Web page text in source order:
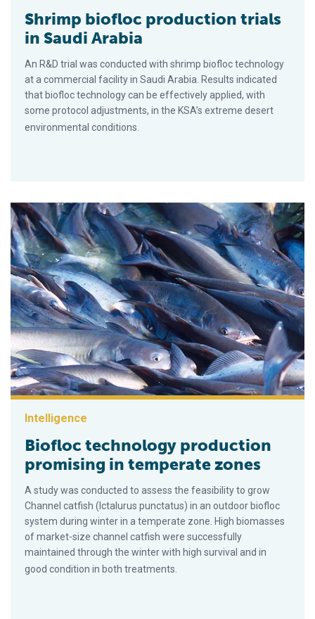
Shrimp biofloc production trials
in Saudi Arabia
An R&D trial was conducted with shrimp biofloc technology
at a commercial facility in Saudi Arabia. Results indicated
that biofloc technology can be effectively applied, with
some protocol adjustments, in the KSA’s extreme desert
environmental conditions.
Intelligence
Biofloc technology production
promising in temperate zones
A study was conducted to assess the feasibility to grow
Channel catfish (Ictalurus punctatus) in an outdoor biofloc
system during winter in a temperate zone. High biomasses
of market-size channel catfish were successfully
maintained through the winter with high survival and in
good condition in both treatments.